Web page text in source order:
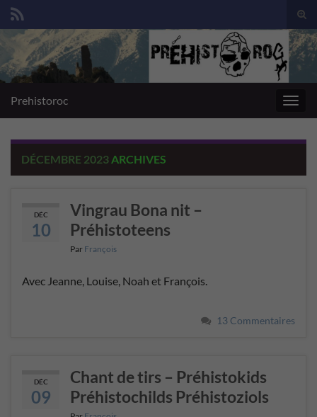
Search for:
Prehistoroc
DÉCEMBRE 2023ARCHIVES
DÉC
10
Vingrau Bona nit –
Préhistoteens
Par François
Avec Jeanne, Louise, Noah et François.
13 Commentaires
DÉC
09
Chant de tirs – Préhistokids
Préhistochilds Préhistoziols